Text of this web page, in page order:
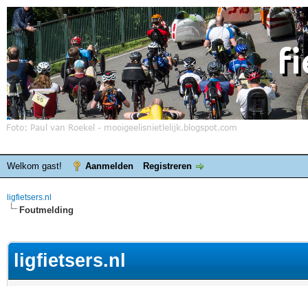
Welkom gast! Aanmelden Registreren
ligfietsers.nl
Foutmelding
ligfietsers.nl